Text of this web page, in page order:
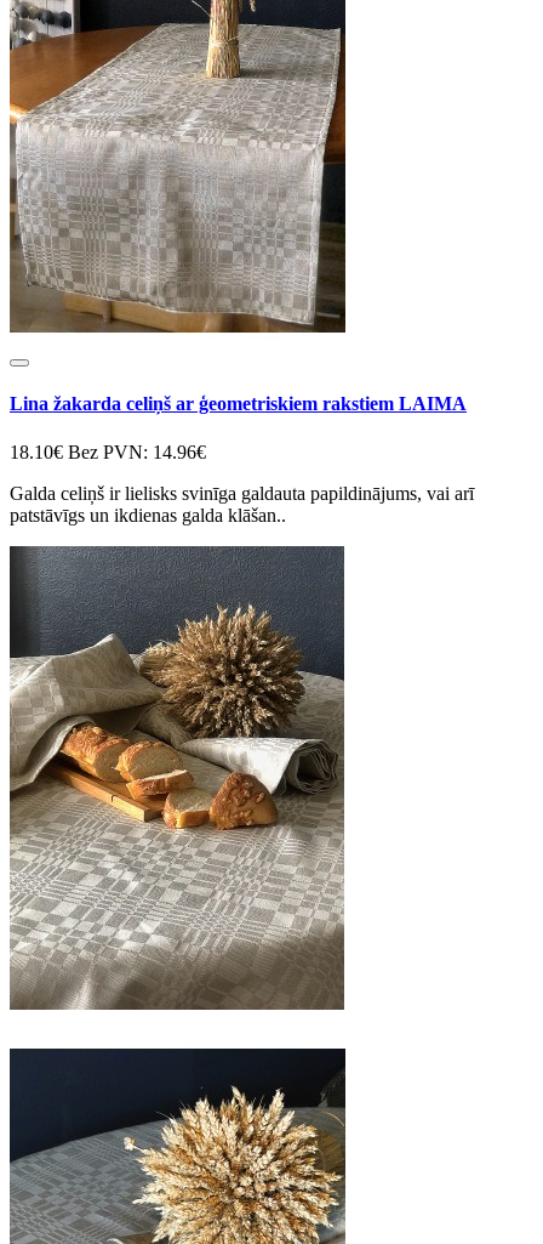
Lina žakarda celiņš ar ģeometriskiem rakstiem LAIMA
18.10€ Bez PVN: 14.96€
Galda celiņš ir lielisks svinīga galdauta papildinājums, vai arī
patstāvīgs un ikdienas galda klāšan..